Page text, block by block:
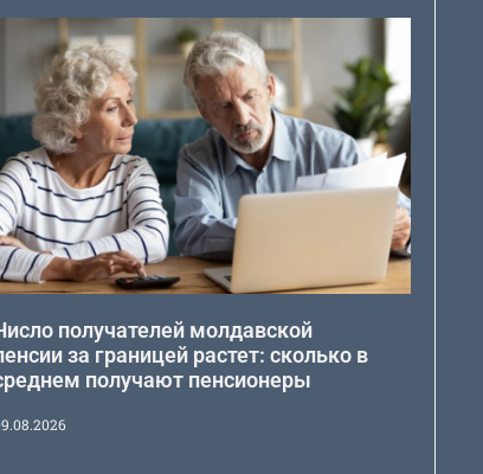
получателей молдавской
за границей растет: сколько в
получают пенсионеры